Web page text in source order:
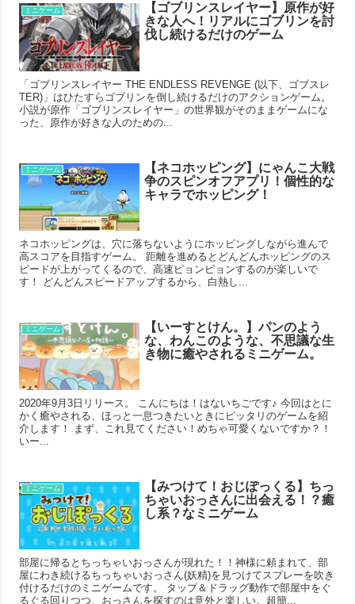
ミニゲーム
【ゴブリンスレイヤー】原作が好
きな人へ！リアルにゴブリンを討
伐し続けるだけのゲーム
「ゴブリンスレイヤー THE ENDLESS REVENGE (以下、ゴブスレ
TER)」はひたすらゴブリンを倒し続けるだけのアクションゲーム。
小説が原作「ゴブリンスレイヤー」の世界観がそのままゲームにな
った、原作が好きな人のための...
ミニゲーム
【ネコホッピング】にゃんこ大戦
争のスピンオフアプリ！個性的な
キャラでホッピング！
ネコホッピングは、穴に落ちないようにホッピングしながら進んで
高スコアを目指すゲーム。 距離を進めるとどんどんホッピングのス
ピードが上がってくるので、高速ピョンピョンするのが楽しいで
す！ どんどんスピードアップするから、白熱し...
ミニゲーム
【いーすとけん。】パンのよう
な、わんこのような、不思議な生
き物に癒やされるミニゲーム。
2020年9月3日リリース。 こんにちは！はないちごです♪ 今回はとに
かく癒やされる、ほっと一息つきたいときにピッタリのゲームを紹
介します！ まず、これ見てください！めちゃ可愛くないですか？！
いー...
ミニゲーム
【みつけて！おじぽっくる】ちっ
ちゃいおっさんに出会える！？癒
し系？なミニゲーム
部屋に帰るとちっちゃいおっさんが現れた！！神様に頼まれて、部
屋にわき続けるちっちゃいおっさん(妖精)を見つけてスプレーを吹き
付けるだけのミニゲームです。 タップ＆ドラッグ動作で部屋中をぐ
るぐる回りつつ、おっさんを探すのは意外と楽しい。超簡...